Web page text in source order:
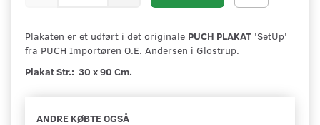
Plakaten er et udført i det originale PUCH PLAKAT 'SetUp'
fra PUCH Importøren O.E. Andersen i Glostrup.
Plakat Str.: 30 x 90 Cm.
ANDRE KØBTE OGSÅ